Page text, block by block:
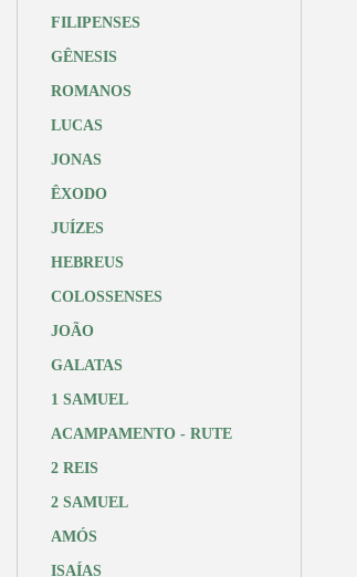
FILIPENSES
GÊNESIS
ROMANOS
LUCAS
JONAS
ÊXODO
JUÍZES
HEBREUS
COLOSSENSES
JOÃO
GALATAS
1 SAMUEL
ACAMPAMENTO - RUTE
2 REIS
2 SAMUEL
AMÓS
ISAÍAS